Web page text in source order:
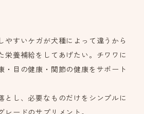
やすいケガが犬種によって違うから
栄養補給をしてあげたい。チワワに
・目の健康・関節の健康をサポート
とし、必要なものだけをシンプルに